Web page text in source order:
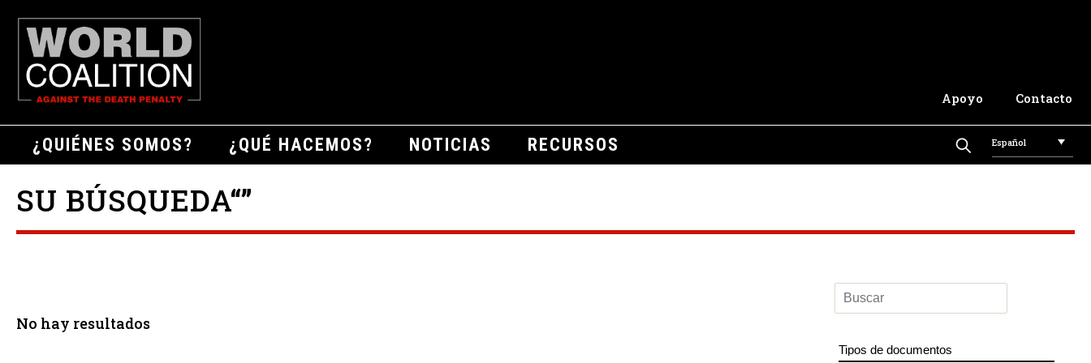
Apoyo Contacto
¿QUIÉNES SOMOS? ¿QUÉ HACEMOS? NOTICIAS RECURSOS Español
SU BÚSQUEDA“”
No hay resultados